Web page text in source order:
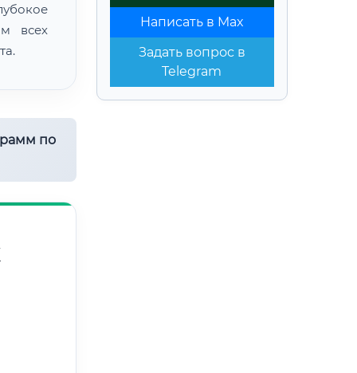
Написать в Max
Задать вопрос в
Telegram
всех
по